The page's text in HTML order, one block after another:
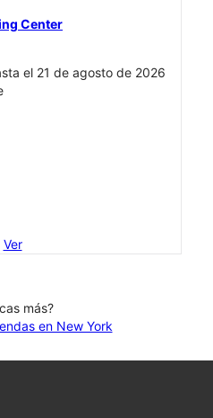
Center
el 21 de agosto de 2026
Ver
más?
en New York